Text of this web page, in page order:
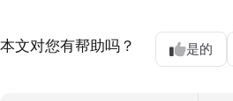
本文对您有帮助吗？ 是的